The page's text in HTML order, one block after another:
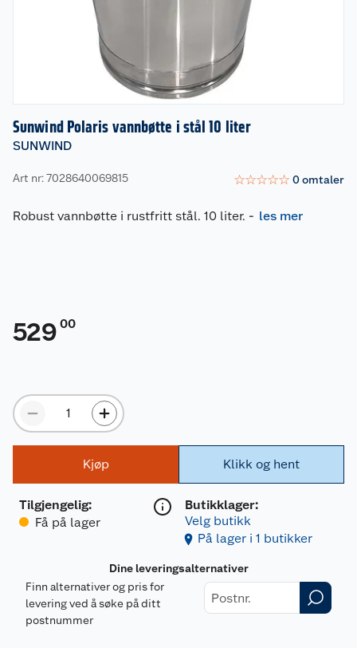
Sunwind Polaris vannbøtte i stål 10 liter
SUNWIND
Art nr: 7028640069815 ☆☆☆☆☆ 0omtaler
Robust vannbøtte i rustfritt stål. 10 liter. - les mer
529 00
Kjøp
Tilgjengelig:
Få på lager
Klikk og hent
Butikklager:
Velg butikk
På lager i 1 butikker
Dine leveringsalternativer
Finn alternativer og pris for
levering ved å søke på ditt
postnummer